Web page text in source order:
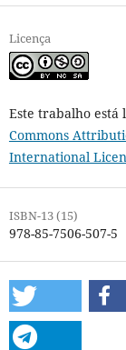
Licença
Este trabalho está
Commons
International
ISBN-13 (15)
978-85-7506-507-5